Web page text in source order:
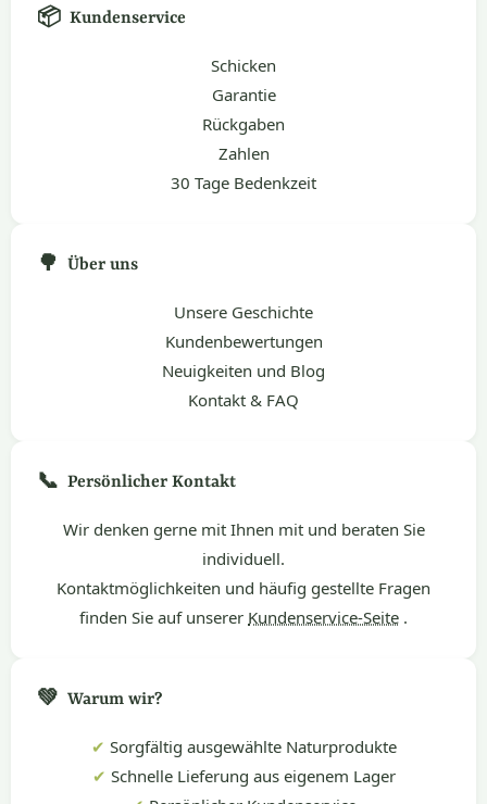
📦 Kundenservice
Schicken
Garantie
Rückgaben
Zahlen
30 Tage Bedenkzeit
🌳 Über uns
Unsere Geschichte
Kundenbewertungen
Neuigkeiten und Blog
Kontakt & FAQ
📞 Persönlicher Kontakt
Wir denken gerne mit Ihnen mit und beraten Sie
individuell.
Kontaktmöglichkeiten und häufig gestellte Fragen
finden Sie auf unserer Kundenservice-Seite .
💚 Warum wir?
✔ Sorgfältig ausgewählte Naturprodukte
✔ Schnelle Lieferung aus eigenem Lager